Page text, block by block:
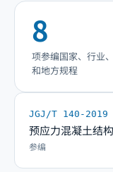
8
项参编国家、行业
和地方规程
JGJ/T 140-2019
预应力混凝土结
参编